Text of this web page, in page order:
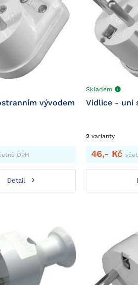
vývodem
DPH
Detail
Skladem
Vidlice - uni
2varianty
46,- Kč